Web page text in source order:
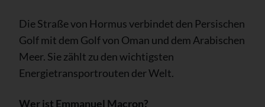
Die Straße von Hormus verbindet den Persischen
Golf mit dem Golf von Oman und dem Arabischen
Meer. Sie zählt zu den wichtigsten
Energietransportrouten der Welt.
Wer ist Emmanuel Macron?